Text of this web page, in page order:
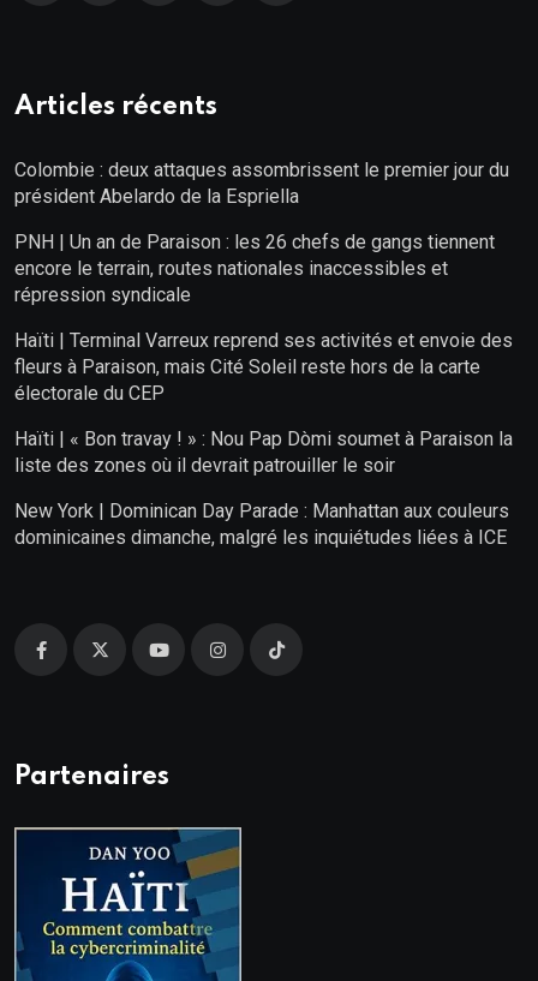
Articles récents
Colombie : deux attaques assombrissent le premier jour du
président Abelardo de la Espriella
PNH | Un an de Paraison : les 26 chefs de gangs tiennent
encore le terrain, routes nationales inaccessibles et
répression syndicale
Haïti | Terminal Varreux reprend ses activités et envoie des
fleurs à Paraison, mais Cité Soleil reste hors de la carte
électorale du CEP
Haïti | « Bon travay ! » : Nou Pap Dòmi soumet à Paraison la
liste des zones où il devrait patrouiller le soir
New York | Dominican Day Parade : Manhattan aux couleurs
dominicaines dimanche, malgré les inquiétudes liées à ICE
Partenaires